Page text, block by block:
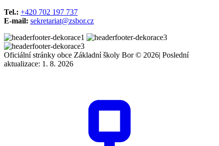
Tel.: +420 702 197 737
E-mail: sekretariat@zsbor.cz
Oficiální stránky obce Základní školy Bor © 2026| Poslední
aktualizace: 1. 8. 2026